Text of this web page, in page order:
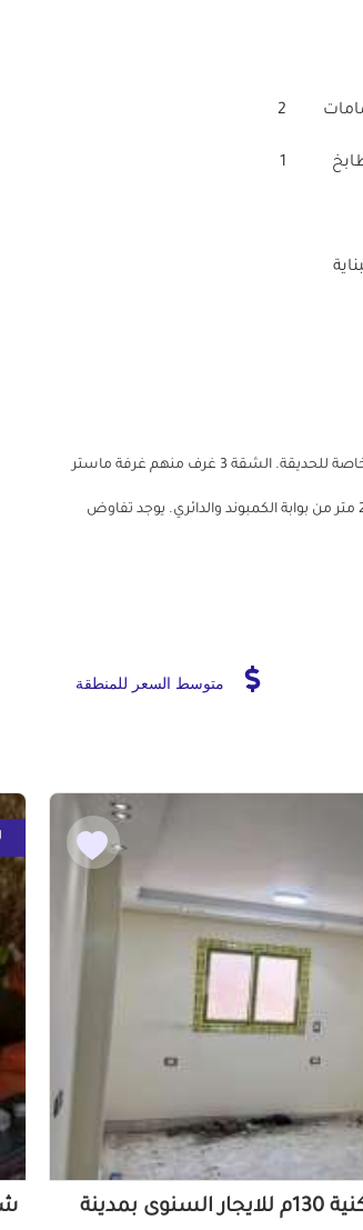
2
1
شقة للبيع لوكس تجيب فرشك وتسكن 126 متر ارضى مرتفع بحديقة كبيرة وبوابة خاصة للحديقة. الشقة 3 غرف منهم غرفة ماستر
بالحمام و ريسبشن قطعتين ومطبخ أمريكي و حمام. الشقة أمامية وعلى بعد 200 متر من بوابة الكمبوند والدائري. يوجد تفاوض
متوسط السعر للمنطقة
شقة سكنية 130م للايجار السنوى بمدينة